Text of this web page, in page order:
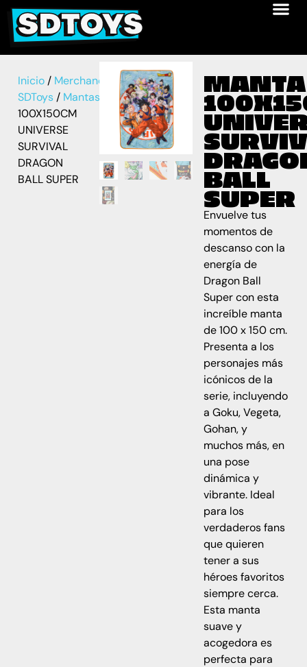
Inicio / Merchandise
SDToys / Mantas / MANTA
100X150CM
UNIVERSE
SURVIVAL
DRAGON
BALL SUPER
MANTA
BALL
SUPER
Envuelve tus
momentos de
descanso con la
energía de
Dragon Ball
Super con esta
increíble manta
de 100 x 150 cm.
Presenta a los
personajes más
icónicos de la
serie, incluyendo
a Goku, Vegeta,
Gohan, y
muchos más, en
una pose
dinámica y
vibrante. Ideal
para los
verdaderos fans
que quieren
tener a sus
héroes favoritos
siempre cerca.
Esta manta
suave y
acogedora es
perfecta para